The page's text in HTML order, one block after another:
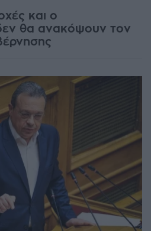
και ο
θα ανακόψουν τον